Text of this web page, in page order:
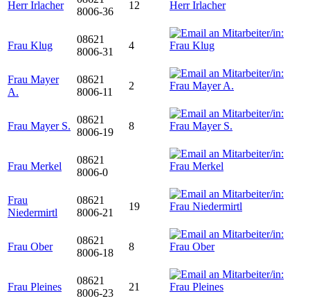
Herr Irlacher
8006-36
12
Frau Klug
08621
8006-31
4
Frau Mayer
A.
08621
8006-11
2
Frau Mayer S.
08621
8006-19
8
Frau Merkel
08621
8006-0
Frau
Niedermirtl
08621
8006-21
19
Frau Ober
08621
8006-18
8
Frau Pleines
08621
8006-23
21